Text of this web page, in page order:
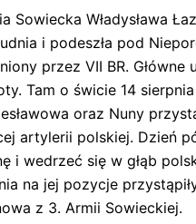
Sowiecka Władysława
i podeszła pod
przez VII BR.
Tam o świcie 14
oraz Nuny
artylerii polskiej. Dzień
i wedrzeć się w głąb
na jej pozycje
z 3. Armii Sowieckiej.